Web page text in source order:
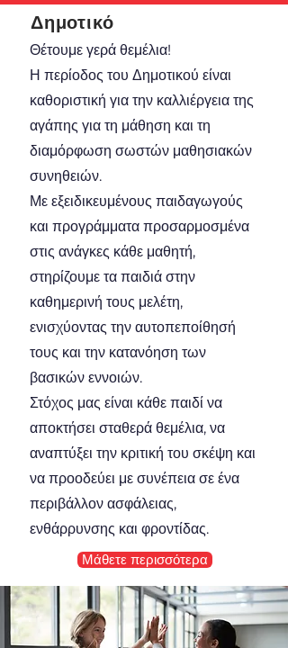
Δημοτικό
Θέτουμε γερά θεμέλια!
Η περίοδος του Δημοτικού είναι
καθοριστική για την καλλιέργεια της
αγάπης για τη μάθηση και τη
διαμόρφωση σωστών μαθησιακών
συνηθειών.
Με εξειδικευμένους παιδαγωγούς
και προγράμματα προσαρμοσμένα
στις ανάγκες κάθε μαθητή,
στηρίζουμε τα παιδιά στην
καθημερινή τους μελέτη,
ενισχύοντας την αυτοπεποίθησή
τους και την κατανόηση των
βασικών εννοιών.
Στόχος μας είναι κάθε παιδί να
αποκτήσει σταθερά θεμέλια, να
αναπτύξει την κριτική του σκέψη και
να προοδεύει με συνέπεια σε ένα
περιβάλλον ασφάλειας,
ενθάρρυνσης και φροντίδας.
Μάθετε περισσότερα